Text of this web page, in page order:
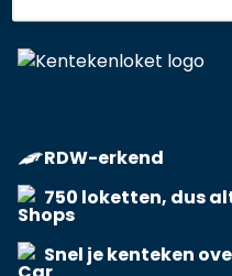
RDW-erkend
750 loketten, dus
Snel je kenteken